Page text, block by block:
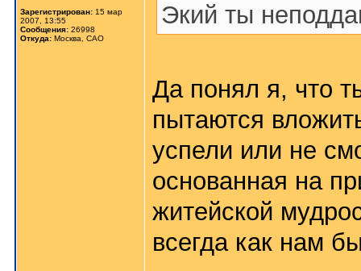
Зарегистрирован: 15 мар
2007, 13:55
Сообщения: 26998
Откуда: Москва, САО
Экий ты
Да понял я, что
пытаются
успели или не
основанная на
житейской
всегда как нам